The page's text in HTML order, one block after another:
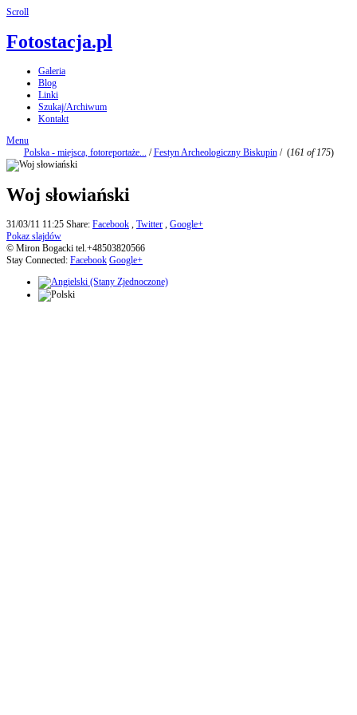
Scroll
Fotostacja.pl
Galeria
Blog
Linki
Szukaj/Archiwum
Kontakt
Menu
Polska - miejsca, fotoreportaże... /Festyn Archeologiczny Biskupin/ (161 of 175)
Woj słowiański
31/03/11 11:25 Share: Facebook , Twitter , Google+
Pokaz slajdów
© Miron Bogacki tel.+48503820566
Stay Connected: Facebook Google+